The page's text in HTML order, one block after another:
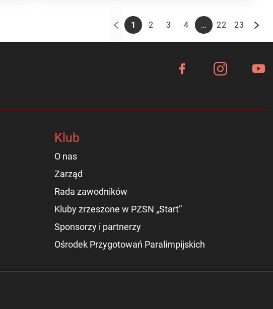
1 2 3 4 … 22 23
Klub
O nas
Zarząd
Rada zawodników
Kluby zrzeszone w PZSN „Start”
Sponsorzy i partnerzy
Ośrodek Przygotowań Paralimpijskich